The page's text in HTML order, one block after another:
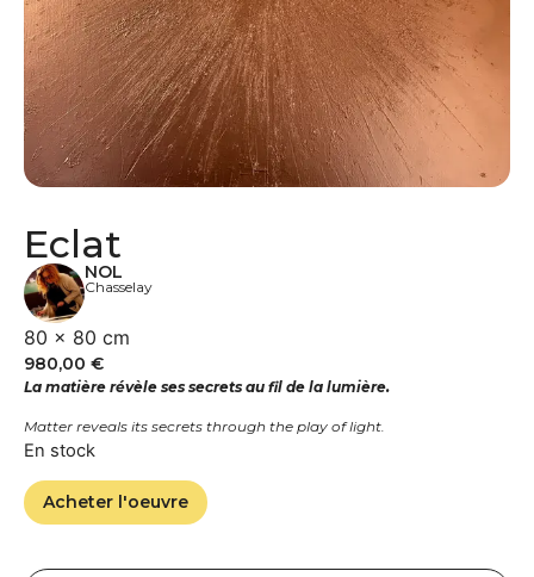
Eclat
NOL
Chasselay
80 × 80 cm
980,00 €
La matière révèle ses secrets au fil de la lumière.
Matter reveals its secrets through the play of light.
En stock
Acheter l'oeuvre